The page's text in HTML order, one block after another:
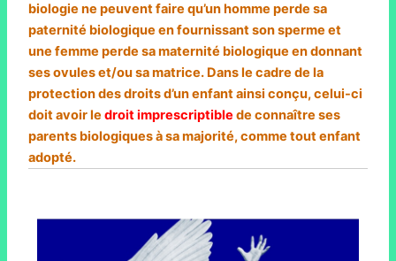
biologie ne peuvent faire qu’un homme perde sa
paternité biologique en fournissant son sperme et
une femme perde sa maternité biologique en donnant
ses ovules et/ou sa matrice. Dans le cadre de la
protection des droits d’un enfant ainsi conçu, celui-ci
doit avoir ledroit imprescriptible de connaître ses
parents biologiques à sa majorité, comme tout enfant
adopté.